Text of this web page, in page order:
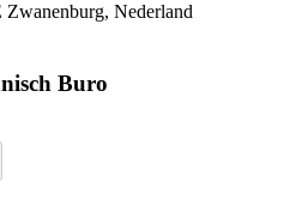
Nederland
Buro